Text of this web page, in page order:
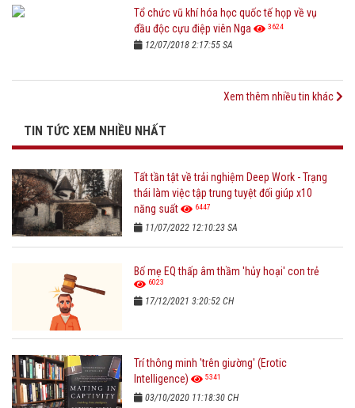
Tổ chức vũ khí hóa học quốc tế họp về vụ
đầu độc cựu điệp viên Nga
3624
12/07/2018 2:17:55 SA
Xem thêm nhiều tin khác
TIN TỨC XEM NHIỀU NHẤT
Tất tần tật về trải nghiệm Deep Work - Trạng
thái làm việc tập trung tuyệt đối giúp x10
năng suất
6447
11/07/2022 12:10:23 SA
Bố mẹ EQ thấp âm thầm 'hủy hoại' con trẻ
6023
17/12/2021 3:20:52 CH
Trí thông minh 'trên giường' (Erotic
Intelligence)
5341
03/10/2020 11:18:30 CH